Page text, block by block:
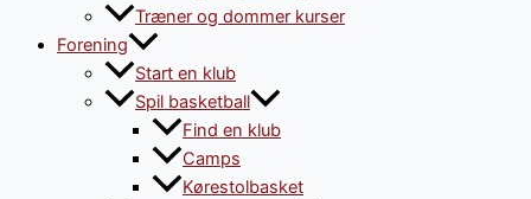
Træner og dommer kurser
Forening
Start en klub
Spil basketball
Find en klub
Camps
Kørestolbasket